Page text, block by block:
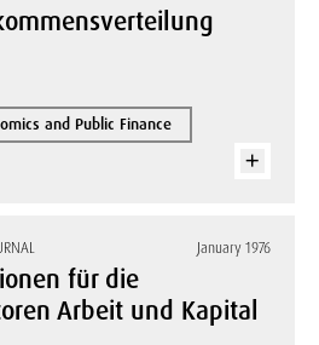
and Public Finance
January 1976
für die
Arbeit und Kapital